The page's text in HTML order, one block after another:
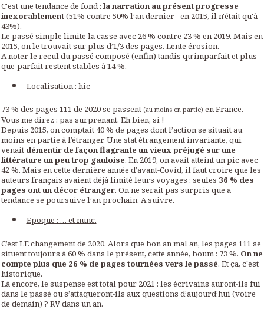
C'est une tendance de fond : la narration au présent progresse
inexorablement(51% contre 50% l’an dernier - en 2015, il n'était qu'à
43%).
Le passé simple limite la casse avec 26 % contre 23 % en 2019. Mais en
2015, on le trouvait sur plus d’1/3 des pages. Lente érosion.
A noter le recul du passé composé (enfin) tandis qu’imparfait et plus-
que-parfait restent stables à 14 %.
Localisation : hic
73 % des pages 111 de 2020 se passent (au moins en partie) en France.
Vous me direz : pas surprenant. Eh bien, si !
Depuis 2015, on comptait 40 % de pages dont l’action se situait au
moins en partie à l’étranger. Une stat étrangement invariante, qui
venait démentir de façon flagrante un vieux préjugé sur une
littérature un peu trop gauloise. En 2019, on avait atteint un pic avec
42 %. Mais en cette dernière année d’avant-Covid, il faut croire que les
auteurs français avaient déjà limité leurs voyages : seules 36 % des
pages ont un décor étranger. On ne serait pas surpris que a
tendance se poursuive l’an prochain. A suivre.
Epoque : … et nunc.
C’est LE changement de 2020. Alors que bon an mal an, les pages 111 se
situent toujours à 60 % dans le présent, cette année, boum : 73 %. On ne
compte plus que 26 % de pages tournées vers le passé. Et ça, c'est
historique.
Là encore, le suspense est total pour 2021 : les écrivains auront-ils fui
dans le passé ou s’attaqueront-ils aux questions d’aujourd’hui (voire
de demain) ? RV dans un an.